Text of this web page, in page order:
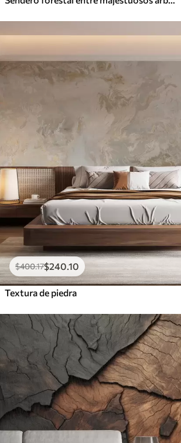
$400.17$240 .10
Textura de piedra